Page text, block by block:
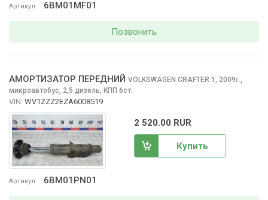
Артикул 6BM01MF01
Позвонить
Артикул 6BM01PN01
АМОРТИЗАТОР ПЕРЕДНИЙ VOLKSWAGEN CRAFTER 1, 2009г.,
микроавтобус, 2,5 дизель, КПП 6ст.
VIN: WV1ZZZ2EZA6008519
2 520.00 RUR
Купить